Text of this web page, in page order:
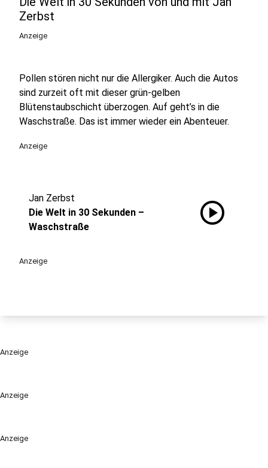
Anzeige
Anzeige
Zerbst
Anzeige
Pollen stören nicht nur die Allergiker. Auch die Autos
sind zurzeit oft mit dieser grün-gelben
Blütenstaubschicht überzogen. Auf geht’s in die
Waschstraße. Das ist immer wieder ein Abenteuer.
Anzeige
Jan Zerbst
Die Welt in 30 Sekunden –
Waschstraße
play_circle
Anzeige
Anzeige